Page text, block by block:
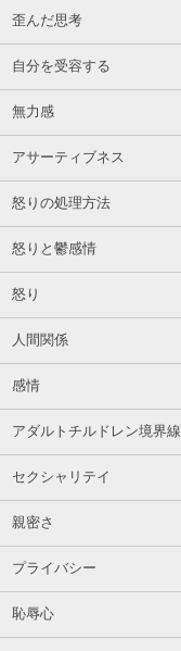
歪んだ思考
自分を受容する
無力感
アサーティブネス
怒りの処理方法
怒りと鬱感情
怒り
人間関係
感情
アダルトチルドレン境界線
セクシャリテイ
親密さ
プライバシー
恥辱心